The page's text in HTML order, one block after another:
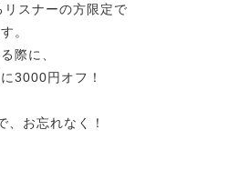
スナーの方限定で
。
際に、
3000円オフ！
お忘れなく！